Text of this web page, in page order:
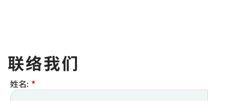
联络我们
姓名: *